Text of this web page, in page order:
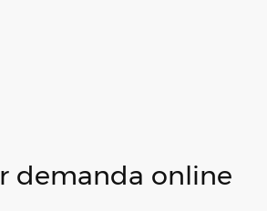
demanda online